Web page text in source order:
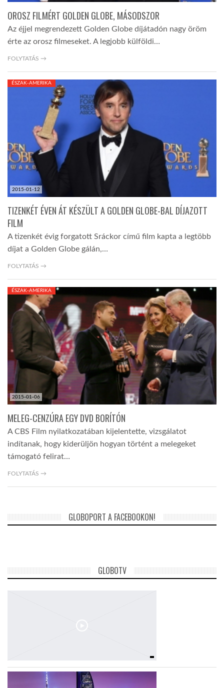
OROSZ FILMÉRT GOLDEN GLOBE, MÁSODSZOR
Az éjjel megrendezett Golden Globe díjátadón nagy öröm
érte az orosz filmeseket. A legjobb külföldi…
FOLYTATÁS →
2015-01-12
ÉSZAK-AMERIKA
TIZENKÉT ÉVEN ÁT KÉSZÜLT A GOLDEN GLOBE-BAL DÍJAZOTT
FILM
A tizenkét évig forgatott Sráckor című film kapta a legtöbb
díjat a Golden Globe gálán,…
FOLYTATÁS →
2015-01-06
ÉSZAK-AMERIKA
MELEG-CENZÚRA EGY DVD BORÍTÓN
A CBS Film nyilatkozatában kijelentette, vizsgálatot
indítanak, hogy kiderüljön hogyan történt a melegeket
támogató felirat…
FOLYTATÁS →
GLOBOPORT A FACEBOOKON!
GLOBOTV